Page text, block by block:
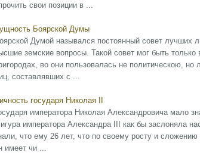
свои позиции в ...
Боярской Думы
Думой назывался постоянный совет
земские вопросы. Такой совет мог быть
во они пользовалась не политическою,
составлявших с ...
государя Николая II
императора Николая Александровича мало
императора Александра III как бы заслоняла
что ему 26 лет, что по своему росту и
имеет чи ...